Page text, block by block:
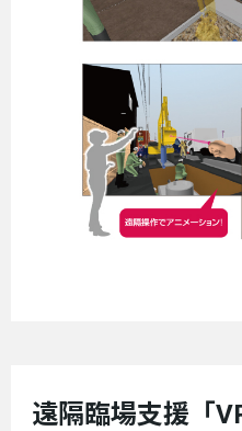
遠隔臨場支援「